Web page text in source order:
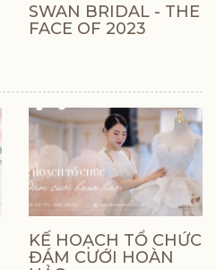
SWAN BRIDAL - THE
FACE OF 2023
KẾ HOẠCH TỔ CHỨC
ĐÁM CƯỚI HOÀN